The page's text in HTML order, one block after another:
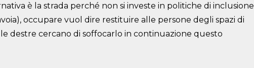
è la strada perché non si investe in politiche di inclusione
occupare vuol dire restituire alle persone degli spazi di
destre cercano di soffocarlo in continuazione questo